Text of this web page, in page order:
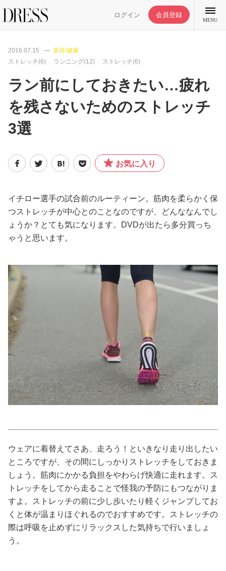
ログイン 会員登録
MENU
ライフスタイル
恋愛/結婚/離婚
ワークスタイル
グルメ
トラベル
占い
性と愛
ゲーム
2016.07.15
美容/健康
ストレッチ(6)
ランニング(12) ストレッチ(6)
ラン前にしておきたい…疲れ
を残さないためのストレッチ
3選
お気に入り
イチロー選手の試合前のルーティーン。筋肉を柔らかく保
つストレッチが中心とのことなのですが、どんななんでし
ょうか？とても気になります。DVDが出たら多分買っち
ゃうと思います。
ウェアに着替えてさあ、走ろう！といきなり走り出したい
ところですが、その間にしっかりストレッチをしておきま
しょう。筋肉にかかる負担をやわらげ快適に走れます。ス
トレッチをしてから走ることで怪我の予防にもつながりま
すよ。ストレッチの前に少し歩いたり軽くジャンプしてお
くと体が温まりほぐれるのでおすすめです。ストレッチの
際は呼吸を止めずにリラックスした気持ちで行いましょ
う。